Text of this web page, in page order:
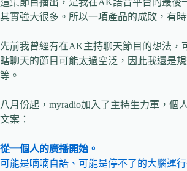
這集節目播出，是我在AK語音平台的最
其實強大很多。所以一項產品的成敗，有
先前我曾經有在AK主持聊天節目的想法，
瞎聊天的節目可能太過空泛，因此我還是
等。
八月份起，myradio加入了主持生力軍，
文案：
從一個人的廣播開始。
可能是喃喃自語、可能是停不了的大腦運